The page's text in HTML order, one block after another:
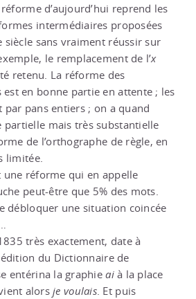
d’aujourd’hui reprend les
intermédiaires proposées
sans vraiment réussir sur
le remplacement de l’x
retenu. La réforme des
est en bonne partie en attente ; les
par pans entiers ; on a quand
partielle mais très substantielle
de l’orthographe de règle, en
limitée.
une réforme qui en appelle
peut-être que 5% des mots.
débloquer une situation coincée
très exactement, date à
du Dictionnaire de
entérina la graphieaià la place
alorsje voulais. Et puis